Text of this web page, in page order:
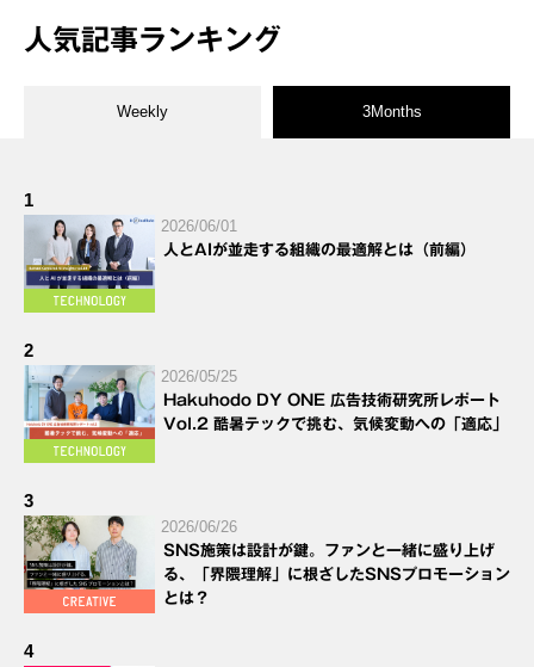
人気記事ランキング
Weekly 3Months
1
2026/06/01
人とAIが並走する組織の最適解とは（前編）
2
2026/05/25
Hakuhodo DY ONE 広告技術研究所レポート
Vol.2 酷暑テックで挑む、気候変動への「適応」
3
2026/06/26
SNS施策は設計が鍵。ファンと一緒に盛り上げ
る、「界隈理解」に根ざしたSNSプロモーション
とは？
4